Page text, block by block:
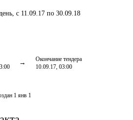
,с 11.09.17 по 30.09.18
Окончание тендера
10.09.17, 03:00
1 янв 1